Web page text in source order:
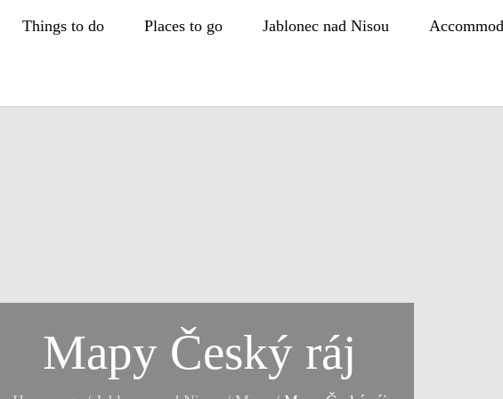
Things to do Places to go Jablonec nad Nisou
Mapy Český ráj